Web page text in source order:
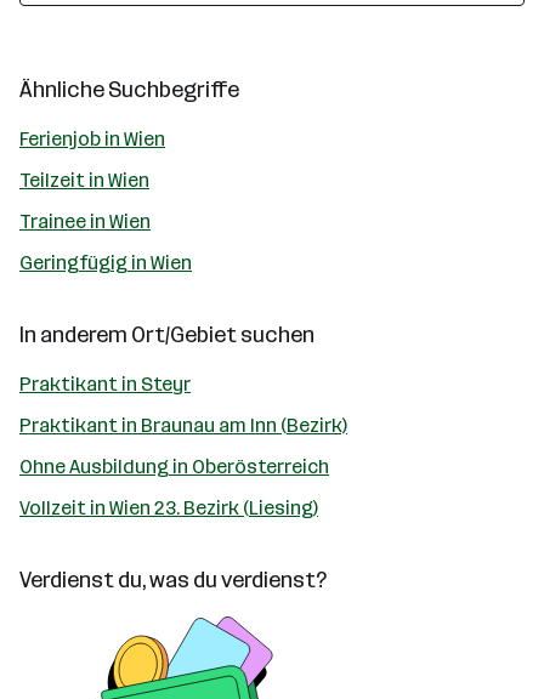
Ähnliche Suchbegriffe
Ferienjob in Wien
Teilzeit in Wien
Trainee in Wien
Geringfügig in Wien
In anderem Ort/Gebiet suchen
Praktikant in Steyr
Praktikant in Braunau am Inn (Bezirk)
Ohne Ausbildung in Oberösterreich
Vollzeit in Wien 23. Bezirk (Liesing)
Verdienst du, was du verdienst?